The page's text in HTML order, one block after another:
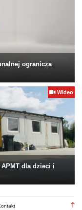
ogranicza
Wideo
dla dzieci i